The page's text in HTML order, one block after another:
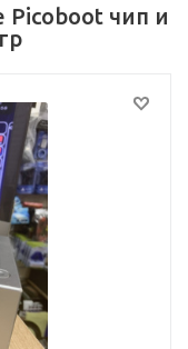
Picoboot чип и